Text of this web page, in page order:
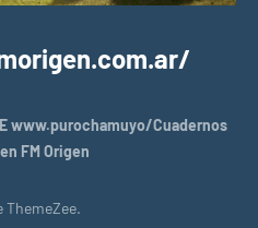
www.purochamuyo/Cuadernos
FM Origen
ThemeZee.